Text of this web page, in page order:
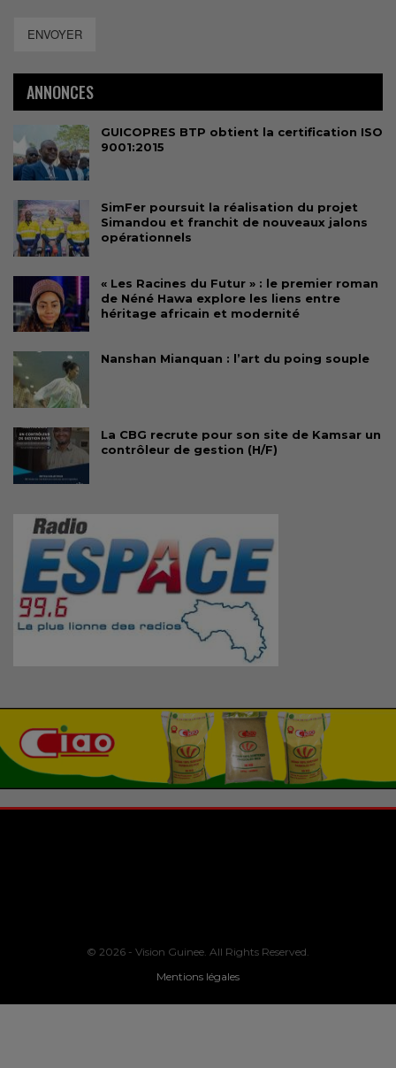
ENVOYER
ANNONCES
GUICOPRES BTP obtient la certification ISO
9001:2015
SimFer poursuit la réalisation du projet
Simandou et franchit de nouveaux jalons
opérationnels
« Les Racines du Futur » : le premier roman
de Néné Hawa explore les liens entre
héritage africain et modernité
Nanshan Mianquan : l’art du poing souple
La CBG recrute pour son site de Kamsar un
contrôleur de gestion (H/F)
© 2026 - Vision Guinee. All Rights Reserved.
Mentions légales